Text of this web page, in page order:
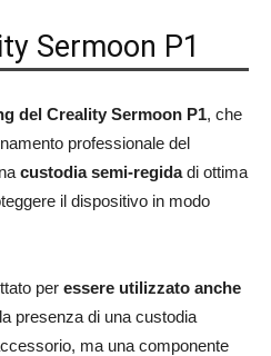
Sermoon P1
del Creality Sermoon P1, che
professionale del
custodia semi-regidadi ottima
il dispositivo in modo
per essere utilizzato anche
presenza di una custodia
ma una componente